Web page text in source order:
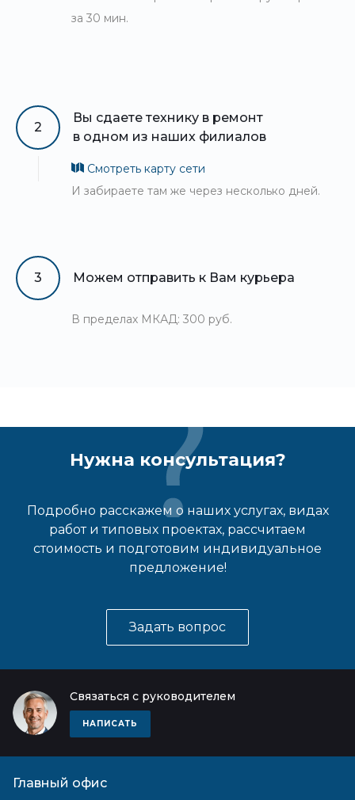
за 30 мин.
2
Вы сдаете технику в ремонт
в одном из наших филиалов
Смотреть карту сети
И забираете там же через несколько дней.
3 Можем отправить к Вам курьера
В пределах МКАД: 300 руб.
Нужна консультация?
Подробно расскажем о наших услугах, видах
работ и типовых проектах, рассчитаем
стоимость и подготовим индивидуальное
предложение!
Задать вопрос
Связаться с руководителем
НАПИСАТЬ
Главный офис